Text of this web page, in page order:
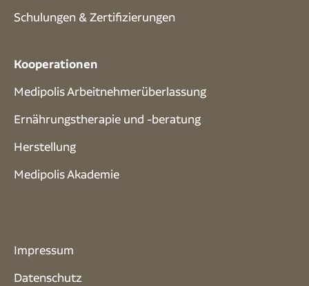
Schulungen & Zertifizierungen
Kooperationen
Medipolis Arbeitnehmerüberlassung
Ernährungstherapie und -beratung
Herstellung
Medipolis Akademie
Impressum
Datenschutz